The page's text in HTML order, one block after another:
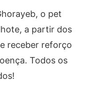
o pet
a partir dos
receber reforço
Todos os